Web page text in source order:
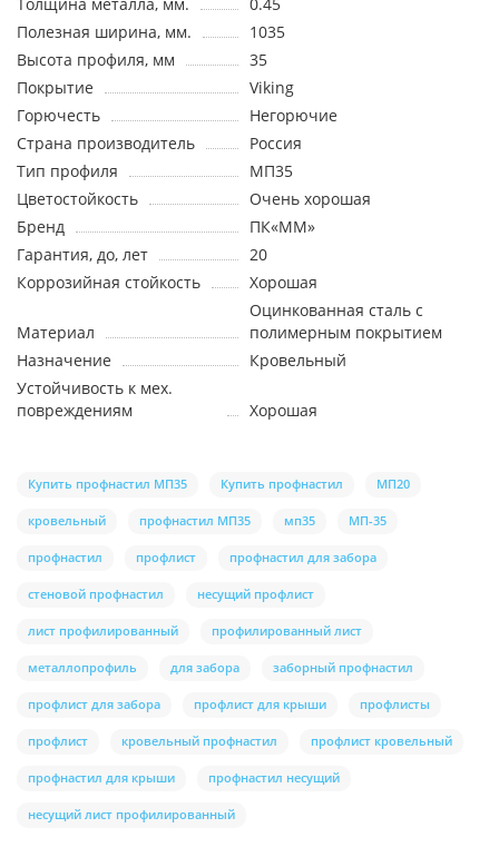
Полезная ширина, мм.
1035
Высота профиля, мм
35
Покрытие
Viking
Горючесть
Негорючие
Страна производитель
Россия
Тип профиля
МП35
Цветостойкость
Очень хорошая
Бренд
ПК«ММ»
Гарантия, до, лет
20
Коррозийная стойкость
Хорошая
Материал
Оцинкованная сталь с
полимерным покрытием
Назначение
Кровельный
Устойчивость к мех.
повреждениям
Хорошая
Купить профнастил МП35 Купить профнастил МП20
кровельный профнастил МП35 мп35 МП-35
профнастил профлист профнастил для забора
стеновой профнастил несущий профлист
лист профилированный профилированный лист
металлопрофиль для забора заборный профнастил
профлист для забора профлист для крыши профлисты
профлист кровельный профнастил профлист кровельный
профнастил для крыши профнастил несущий
несущий лист профилированный